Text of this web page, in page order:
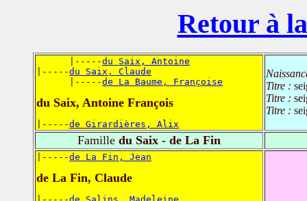
Retour à
      |-----
du Saix, Antoine
|-----du Saix, Claude
      |-----
de La Baume, Françoise
du Saix, Antoine François
|-----de Girardières, Alix
Titre :
Titre :
Titre :
Famille du Saix - de La Fin
|-----de La Fin, Jean
de La Fin, Claude